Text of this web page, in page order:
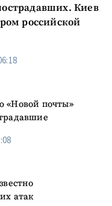
Киев
российской
«Новой почты»
атак